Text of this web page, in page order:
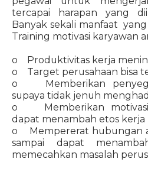
tercapai harapan yang
Banyak sekali manfaat
Training motivasi karyawan
o Produktivitas kerja
o Target perusahaan bisa
o Memberikan
supaya tidak jenuh
o Memberikan motivasi
dapat menambah etos kerja
o Mempererat hubungan
sampai dapat
memecahkan masalah